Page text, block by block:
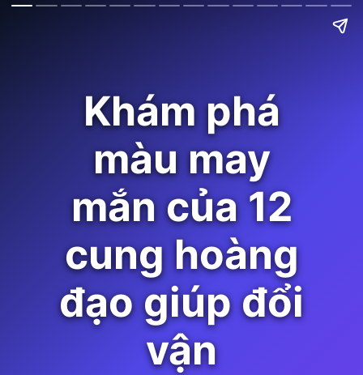
Khám phá
màu may
mắn của 12
cung hoàng
đạo giúp đổi
vận